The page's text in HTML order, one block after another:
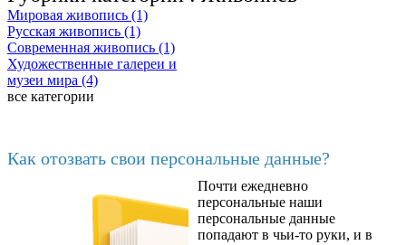
Мировая живопись (1)
Русская живопись (1)
Современная живопись (1)
Художественные галереи и
музеи мира (4)
все категории
Как отозвать свои персональные данные?
Почти ежедневно
персональные наши
персональные данные
попадают в чьи-то руки, и в